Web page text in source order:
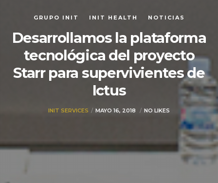
GRUPO INIT INIT HEALTH NOTICIAS
Desarrollamos la plataforma
tecnológica del proyecto
Starr para supervivientes de
Ictus
INIT SERVICES MAYO 16, 2018 NO LIKES